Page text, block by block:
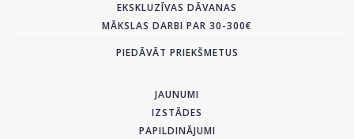
EKSKLUZĪVAS DĀVANAS
MĀKSLAS DARBI PAR 30-300€
PIEDĀVĀT PRIEKŠMETUS
JAUNUMI
IZSTĀDES
PAPILDINĀJUMI